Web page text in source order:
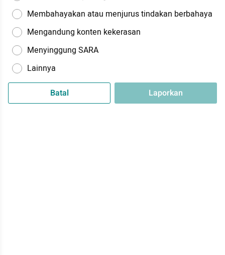
Membahayakan atau menjurus tindakan berbahaya
Mengandung konten kekerasan
Menyinggung SARA
Lainnya
Batal Laporkan